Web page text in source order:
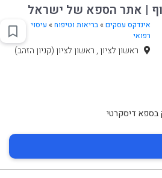
| אתר הספא של ישראל
אינדקס עסקים »בריאות וטיפוח» עיסוי
רפואי
ראשון לציון , ראשון לציון (קניון הזהב)
בספא דיסקרטי​